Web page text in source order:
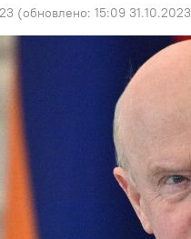
(обновлено: 15:09 31.10.2023